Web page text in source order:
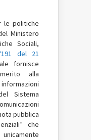
le politiche
Ministero
Sociali,
del 21
fornisce
alla
Sistema
pubblica
che